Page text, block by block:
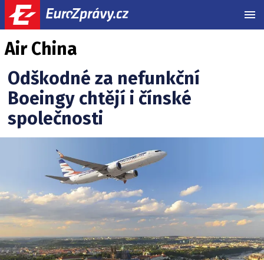
Air China
Odškodné za nefunkční
Boeingy chtějí i čínské
společnosti